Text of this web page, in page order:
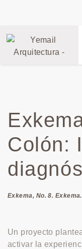
Colón:
Exkema, No. 8.
Un proyecto
activar la